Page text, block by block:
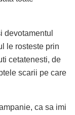
devotamentul
le rosteste prin
cetatenesti, de
scarii pe care
ca sa imi